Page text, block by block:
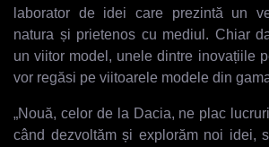
laborator de idei care prezintă un
natura și prietenos cu mediul. Chiar
un viitor model, unele dintre inovațiile
vor regăsi pe viitoarele modele din
„Nouă, celor de la Dacia, ne plac
când dezvoltăm și explorăm noi idei,